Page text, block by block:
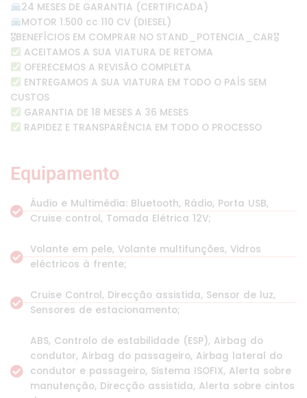
24 MESES DE GARANTIA (CERTIFICADA)
MOTOR 1.500 cc 110 CV (DIESEL)
🎖BENEFÍCIOS EM COMPRAR NO STAND_POTENCIA_CAR🎖
ACEITAMOS A SUA VIATURA DE RETOMA
OFERECEMOS A REVISÃO COMPLETA
ENTREGAMOS A SUA VIATURA EM TODO O PAÍS SEM
CUSTOS
GARANTIA DE 18 MESES A 36 MESES
RAPIDEZ E TRANSPARÊNCIA EM TODO O PROCESSO
Equipamento
Áudio e Multimédia: Bluetooth, Rádio, Porta USB,
Cruise control, Tomada Elétrica 12V;
Volante em pele, Volante multifunções, Vidros
eléctricos à frente;
Cruise Control, Direcção assistida, Sensor de luz,
Sensores de estacionamento;
ABS, Controlo de estabilidade (ESP), Airbag do
condutor, Airbag do passageiro, Airbag lateral do
condutor e passageiro, Sistema ISOFIX, Alerta sobre
manutenção, Direcção assistida, Alerta sobre cintos